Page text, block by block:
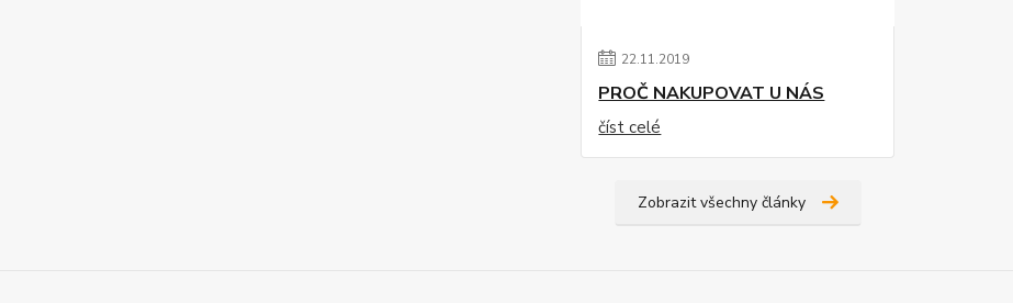
22.11.2019
PROČ NAKUPOVAT U NÁS
číst celé
Zobrazit všechny články